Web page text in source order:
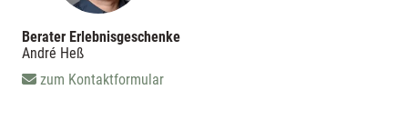
Berater Erlebnisgeschenke
André Heß
zum Kontaktformular